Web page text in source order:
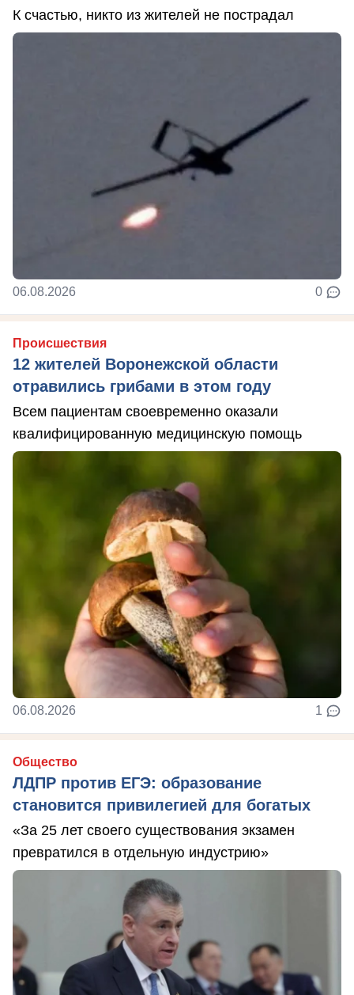
К счастью, никто из жителей не пострадал
06.08.2026 0
Происшествия
12 жителей Воронежской области
отравились грибами в этом году
Всем пациентам своевременно оказали
квалифицированную медицинскую помощь
06.08.2026 1
Общество
ЛДПР против ЕГЭ: образование
становится привилегией для богатых
«За 25 лет своего существования экзамен
превратился в отдельную индустрию»